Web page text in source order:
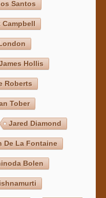
Santos
Campbell
Hollis
Roberts
Tober
Jared Diamond
De La Fontaine
Bolen